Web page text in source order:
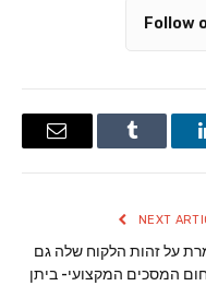
Follow
Tumblr
Email
NEXT
על זהות הלקוח שלה גם
המסכים המקצועי- ביתן